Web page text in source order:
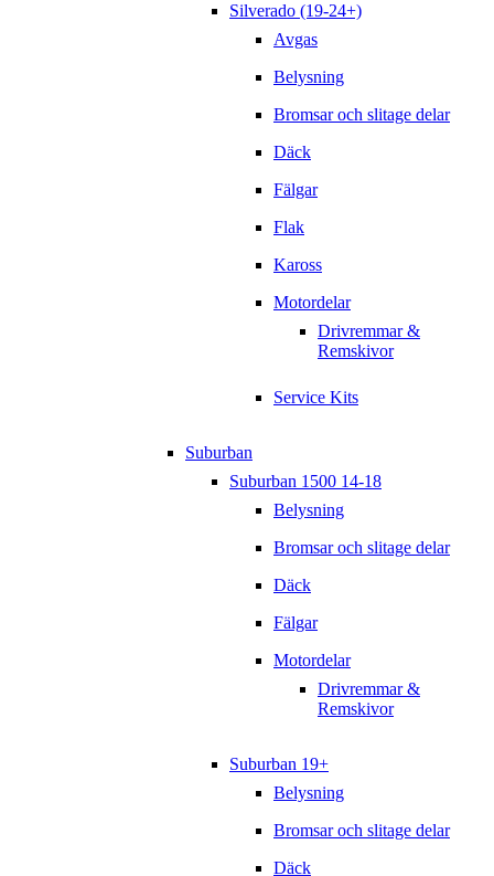
Silverado (19-24+)
Avgas
Belysning
Bromsar och slitage delar
Däck
Fälgar
Flak
Kaross
Motordelar
Drivremmar &
Remskivor
Service Kits
Suburban
Suburban 1500 14-18
Belysning
Bromsar och slitage delar
Däck
Fälgar
Motordelar
Drivremmar &
Remskivor
Suburban 19+
Belysning
Bromsar och slitage delar
Däck